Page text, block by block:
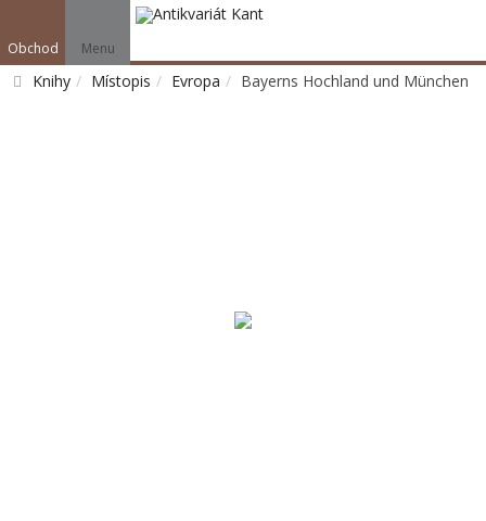
Obchod Menu
Knihy Místopis Evropa Bayerns Hochland und München